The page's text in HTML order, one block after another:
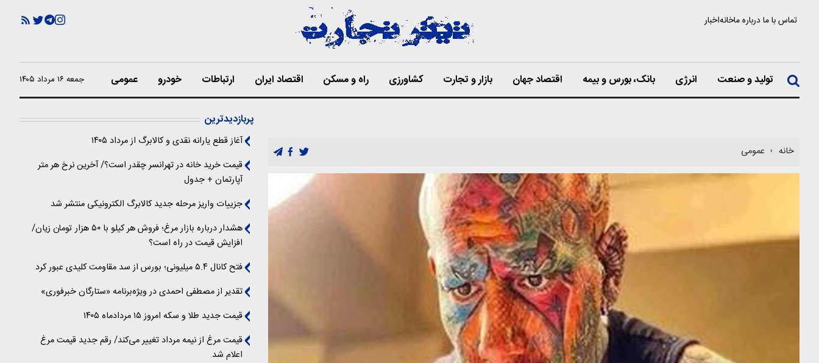
تماس با مادرباره ماخانهاخبار
تولید و صنعت انرژی بانک، بورس و بیمه اقتصاد جهان بازار و تجارت کشاورزی راه و مسکن اقتصاد ایران ارتباطات خودرو عمومی جمعه ۱۶ مرداد ۱۴۰۵
خانه عمومی
پربازدیدترین
آغاز قطع یارانه نقدی و کالابرگ از مرداد ۱۴۰۵
قیمت خرید خانه در تهرانسر چقدر است؟/ آخرین نرخ هر متر
آپارتمان + جدول
جزییات واریز مرحله جدید کالابرگ الکترونیکی منتشر شد
هشدار درباره بازار مرغ؛ فروش هر کیلو با ۵۰ هزار تومان زیان/
افزایش قیمت در راه است؟
فتح کانال ۵.۴ میلیونی؛ بورس از سد مقاومت کلیدی عبور کرد
تقدیر از مصطفی احمدی در ویژه‌برنامه «ستارگان خبرفوری»
قیمت جدید طلا و سکه امروز ۱۵ مردادماه ۱۴۰۵
قیمت مرغ از نیمه مرداد تغییر می‌کند/ رقم جدید قیمت مرغ
اعلام شد